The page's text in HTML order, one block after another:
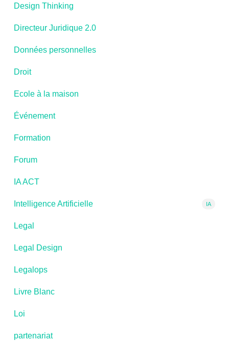
Design Thinking
Directeur Juridique 2.0
Données personnelles
Droit
Ecole à la maison
Événement
Formation
Forum
IA ACT
Intelligence Artificielle IA
Legal
Legal Design
Legalops
Livre Blanc
Loi
partenariat